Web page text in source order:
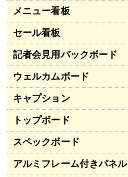
メニュー看板
セール看板
記者会見用バックボード
ウェルカムボード
キャプション
トップボード
スペックボード
アルミフレーム付きパネル